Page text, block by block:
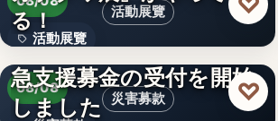
活動展覽
活動展覽
60
る！
災害募款
08/08
令和8年熊本地震への緊
急支援募金の受付を開始
しました
♡